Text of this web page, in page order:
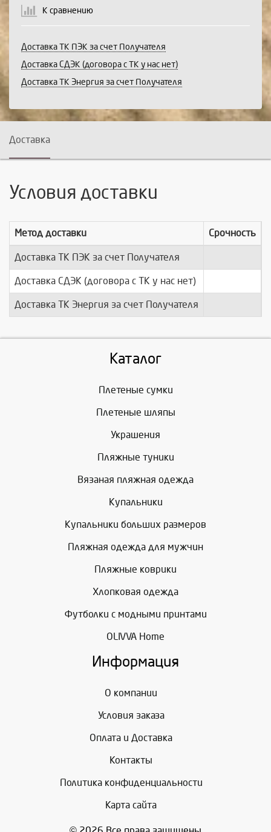
К сравнению
Доставка ТК ПЭК за счет Получателя
Доставка СДЭК (договора с ТК у нас нет)
Доставка ТК Энергия за счет Получателя
Доставка
Условия доставки
Метод доставки Срочность
Доставка ТК ПЭК за счет Получателя
Доставка СДЭК (договора с ТК у нас нет)
Доставка ТК Энергия за счет Получателя
Каталог
Плетеные сумки
Плетеные шляпы
Украшения
Пляжные туники
Вязаная пляжная одежда
Купальники
Купальники больших размеров
Пляжная одежда для мужчин
Пляжные коврики
Хлопковая одежда
Футболки с модными принтами
OLIVVA Home
Информация
О компании
Условия заказа
Оплата и Доставка
Контакты
Политика конфиденциальности
Карта сайта